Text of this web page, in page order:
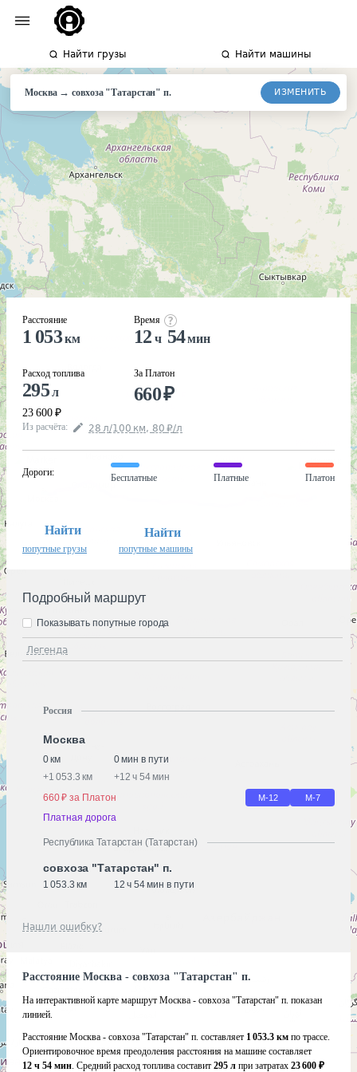
Найти грузы Найти машины
Москва→совхоза "Татарстан" п. ИЗМЕНИТЬ
Расстояние
1 053км
Расход топлива
295л
23 600 ₽
Время
12 ч 54мин
За Платон
660₽
Из расчёта: 28 л/100 км, 80 ₽/л
Дороги:
Бесплатные Платные Платон
Найти
попутные грузы
Найти
попутные машины
Подробный маршрут
Легенда
Показывать попутные города
Россия
Москва
0 км
0 мин в пути
+1 053.3 км +12 ч 54 мин
660 ₽ за Платон
М-12 М-7
Платная дорога
Республика Татарстан (Татарстан)
совхоза "Татарстан" п.
1 053.3 км 12 ч 54 мин в пути
Нашли ошибку?
Расстояние Москва - совхоза "Татарстан" п.
На интерактивной карте маршрут Москва - совхоза "Татарстан" п. показан
линией.
Расстояние Москва - совхоза "Татарстан" п. составляет 1 053.3 км по трассе.
Ориентировочное время преодоления расстояния на машине составляет
12 ч 54 мин. Средний расход топлива составит 295 л при затратах 23 600 ₽